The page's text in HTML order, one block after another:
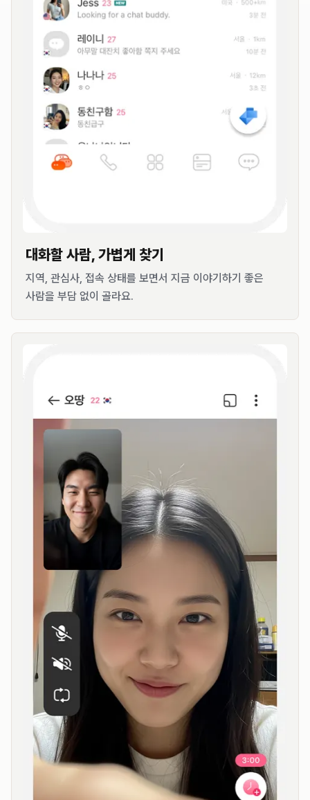
대화할 사람, 가볍게 찾기
지역, 관심사, 접속 상태를 보면서 지금 이야기하기 좋은
사람을 부담 없이 골라요.